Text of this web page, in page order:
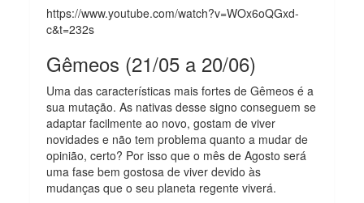
https://www.youtube.com/watch?v=WOx6oQGxd-
c&t=232s
Gêmeos (21/05 a 20/06)
Uma das características mais fortes de Gêmeos é a
sua mutação. As nativas desse signo conseguem se
adaptar facilmente ao novo, gostam de viver
novidades e não tem problema quanto a mudar de
opinião, certo? Por isso que o mês de Agosto será
uma fase bem gostosa de viver devido às
mudanças que o seu planeta regente viverá.